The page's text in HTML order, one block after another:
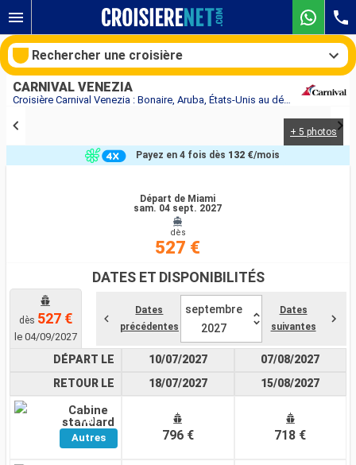
Croisière Carnival Venezia : Bonaire, Aruba, États-Unis au départ de Miami
CARNIVAL VENEZIA
+ 5 photos
Départ de Miami
sam. 04 sept. 2027
dès
527 €
Payez en 4 fois dès 132 €/mois
DATES ET DISPONIBILITÉS
dès 527 €
le 04/09/2027
Dates
précédentes
septembre
2027
Dates
suivantes
DÉPART LE
RETOUR LE
Cabine
standard
Voir
Autres
10/07/2027
18/07/2027
796 €
07/08/2027
15/08/2027
718 €
Rechercher une croisière
Nos destinations
Compagnies
Rechercher